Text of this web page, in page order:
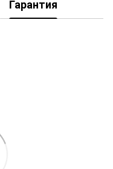
Гарантия